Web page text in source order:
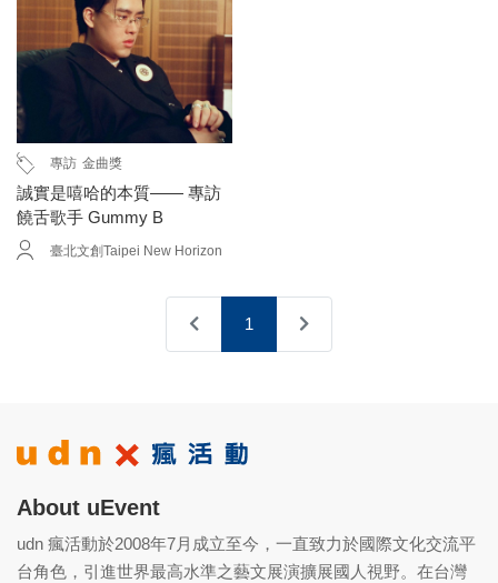
專訪 金曲獎
誠實是嘻哈的本質—— 專訪
饒舌歌手 Gummy B
臺北文創Taipei New Horizon
1
About uEvent
udn 瘋活動於2008年7月成立至今，一直致力於國際文化交流平
台角色，引進世界最高水準之藝文展演擴展國人視野。在台灣